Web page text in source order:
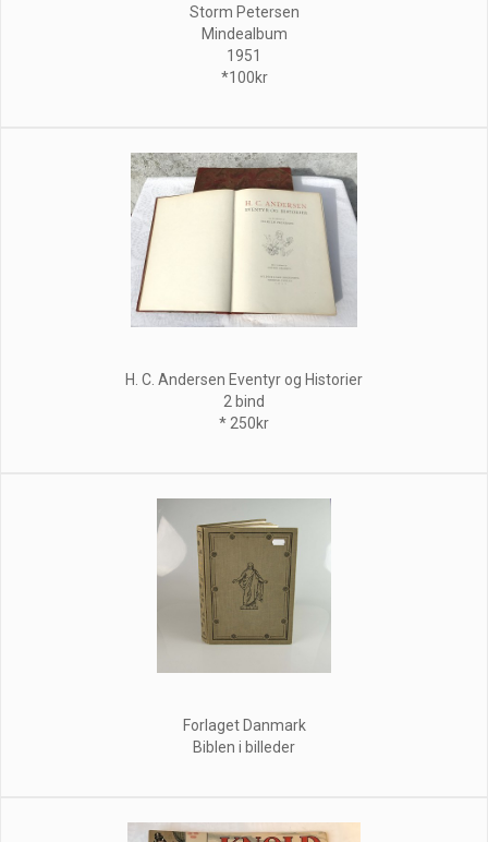
Storm Petersen
Mindealbum
1951
*100kr
H. C. Andersen Eventyr og Historier
2 bind
* 250kr
Forlaget Danmark
Biblen i billeder